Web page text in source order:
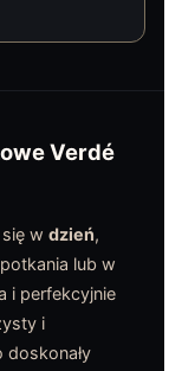
Verdé
w dzień,
lub w
i perfekcyjnie
i